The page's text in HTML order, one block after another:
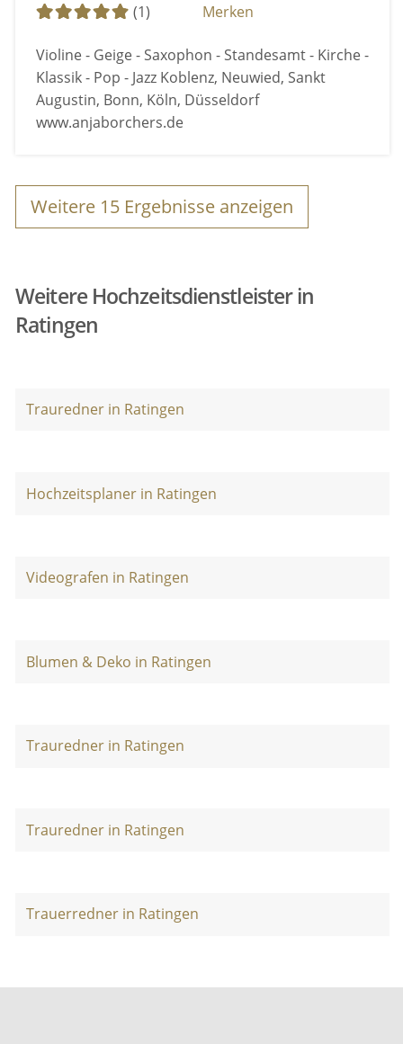
(1)
Merken
Violine - Geige - Saxophon - Standesamt - Kirche -
Klassik - Pop - Jazz Koblenz, Neuwied, Sankt
Augustin, Bonn, Köln, Düsseldorf
www.anjaborchers.de
Weitere 15 Ergebnisse anzeigen
Weitere Hochzeitsdienstleister in
Ratingen
Trauredner in Ratingen
Hochzeitsplaner in Ratingen
Videografen in Ratingen
Blumen & Deko in Ratingen
Trauredner in Ratingen
Trauredner in Ratingen
Trauerredner in Ratingen